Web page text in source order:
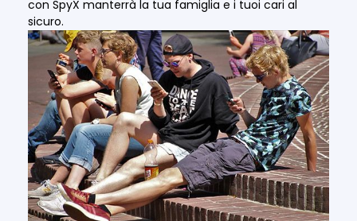
con SpyX manterrà la tua famiglia e i tuoi cari al
sicuro.